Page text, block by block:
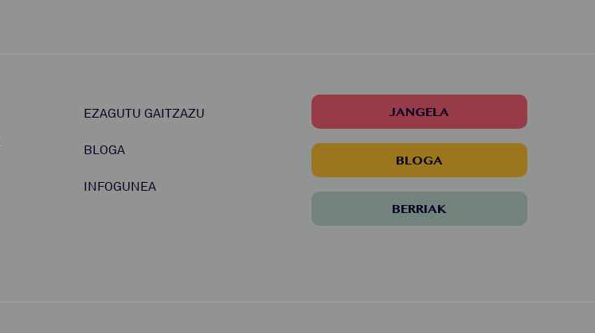
EZAGUTU GAITZAZU
BLOGA
INFOGUNEA
JANGELA
BLOGA
BERRIAK